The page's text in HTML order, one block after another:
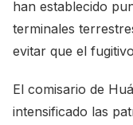
han establecido
terminales
evitar que el
El comisario de
intensificado las